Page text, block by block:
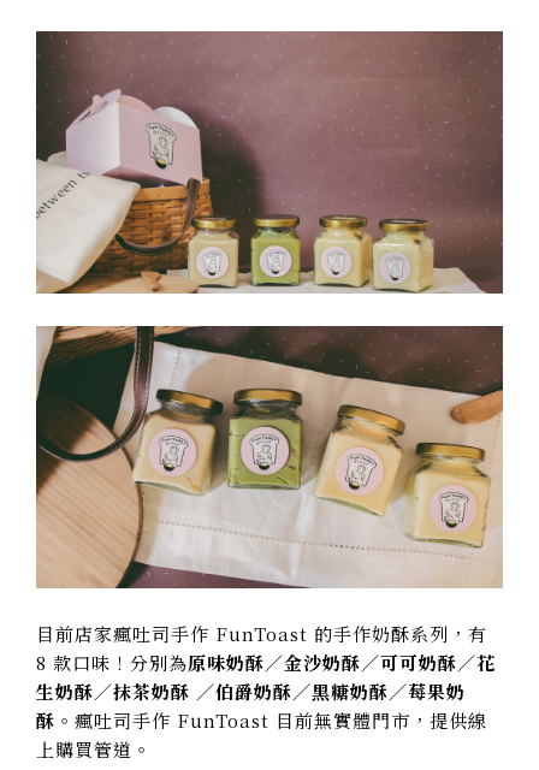
目前店家瘋吐司手作 FunToast 的手作奶酥系列，有
8 款口味！分別為原味奶酥／金沙奶酥／可可奶酥／花
生奶酥／抹茶奶酥 ／伯爵奶酥／黑糖奶酥／莓果奶
酥 。瘋吐司手作 FunToast 目前無實體門市，提供線
上購買管道。